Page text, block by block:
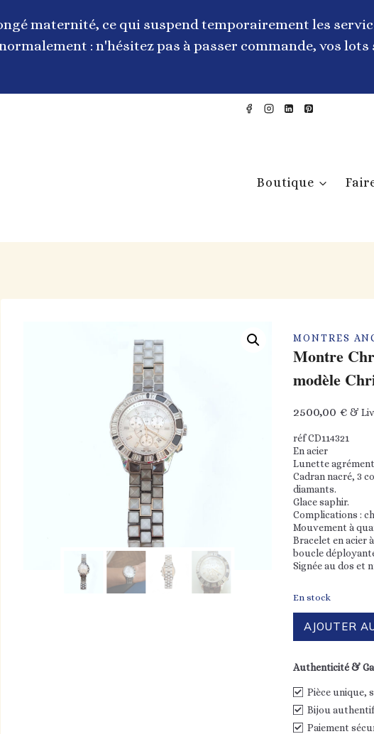
maternité, ce qui suspend temporairement les
: n'hésitez pas à passer commande, vos
Boutique
MONTRES
Montre
modèle
2500,00 € &
réf CD114321
En acier
Lunette
Cadran nacré, 3
diamants.
Glace saphir.
Complications :
Mouvement à
Bracelet en acier
boucle
Signée au dos et
En stock
Montre
Dior
dame,
modèle
Christal
AJOUTER
Authenticité &
Pièce unique,
Bijou
Paiement